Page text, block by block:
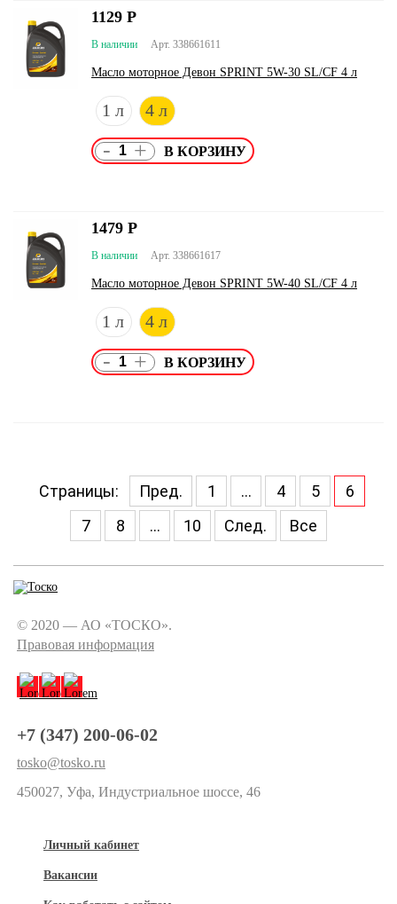
Арт. 338661611
В наличии
Масло моторное Девон SPRINT 5W-30 SL/CF 4 л
1 л 4 л
1129 Р
- +
Арт. 338661617
В наличии
Масло моторное Девон SPRINT 5W-40 SL/CF 4 л
1 л 4 л
1479 Р
- +
Страницы: Пред. 1 ... 4 5
6
7
8 ... 10 След. Все
© 2020 — АО «ТОСКО».
Правовая информация
+7 (347) 200-06-02
tosko@tosko.ru
450027, Уфа, Индустриальное шоссе, 46
Личный кабинет
Вакансии